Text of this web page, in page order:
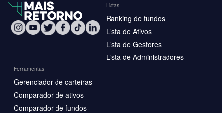
Listas
Ranking de fundos
Lista de Ativos
Lista de Gestores
Lista de Administradores
Ferramentas
Gerenciador de carteiras
Comparador de ativos
Comparador de fundos